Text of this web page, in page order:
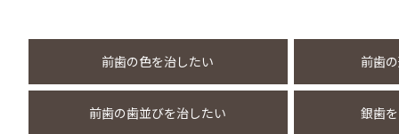
前歯の色を治したい 前歯
前歯の歯並びを治したい 銀歯